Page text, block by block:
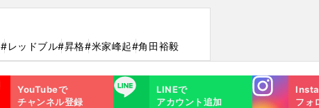
#レッドブル#昇格#米家峰起#角田裕毅
YouTubeで
チャンネル登録
LINE
LINEで
アカウント追加
Instagra
m
フォ